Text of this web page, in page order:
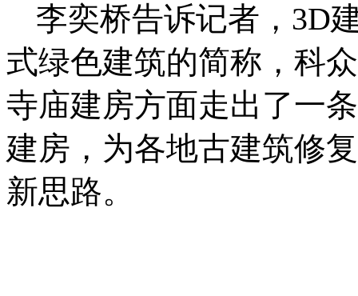
李奕桥告诉记者， 3D
式绿色建筑的简称，科
寺庙建房方面走出了一
建房，为各地古建筑修
新思路。